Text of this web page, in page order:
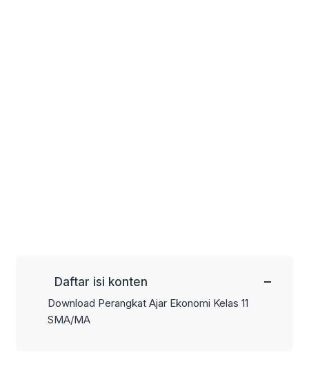
Daftar isi konten −
Download Perangkat Ajar Ekonomi Kelas 11
SMA/MA